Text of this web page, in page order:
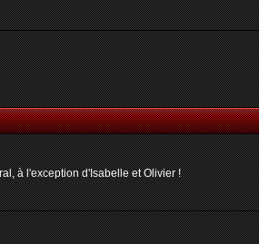
à l'exception d'Isabelle et Olivier !